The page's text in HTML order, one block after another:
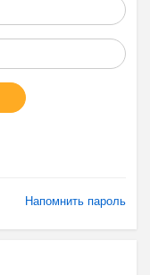
Напомнить пароль